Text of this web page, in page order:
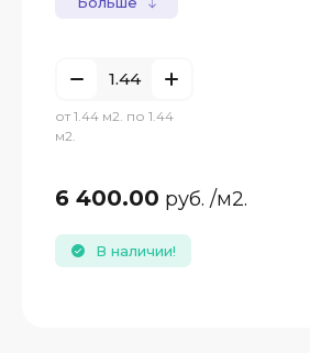
от 1.44 м2. по 1.44
м2.
6 400.00 руб. /м2.
В наличии!